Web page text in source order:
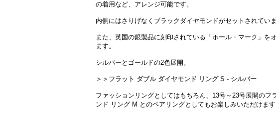
の着用など、アレンジ可能です。
内側にはさりげなくブラックダイヤモンドがセットされていま
また、英国の銀製品に刻印されている「ホール・マーク」を
ます。
シルバーとゴールドの2色展開。
＞＞フラット ダブル ダイヤモンド リング S - シルバー
ファッションリングとしてはもちろん、13号～23号展開のフ
ンド リング M とのペアリングとしてもお楽しみいただけます